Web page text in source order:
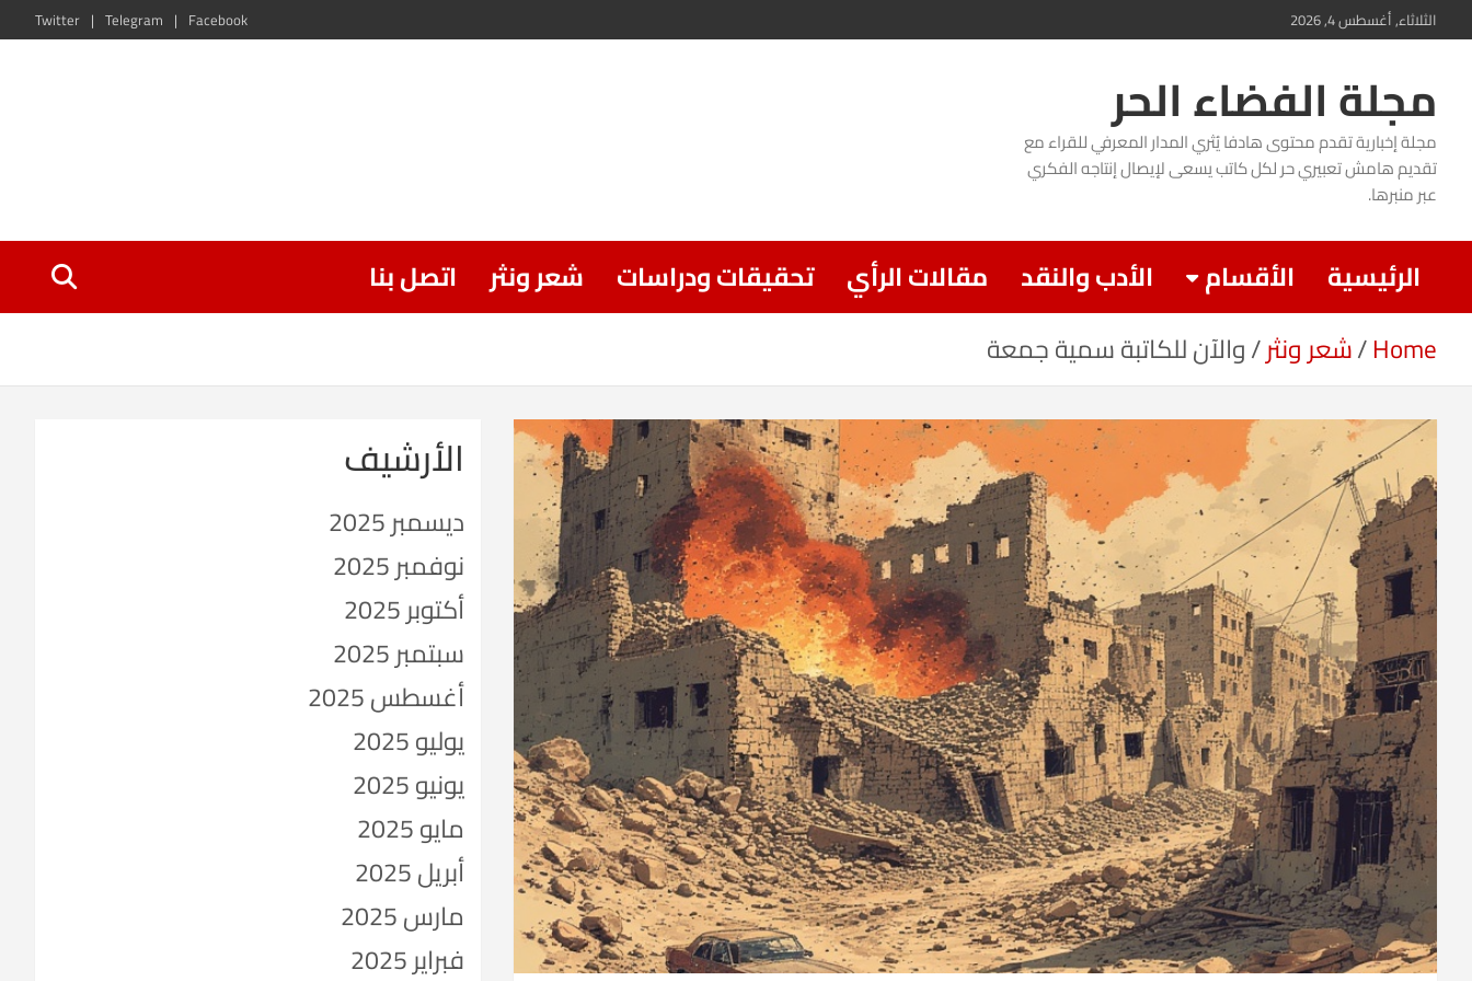
Skip
content
الثلاثاء, أغسطس 4, 2026 Facebook
Telegram
Twitter
مجلة الفضاء الحر
مجلة إخبارية تقدم محتوى هادفا يُثري المدار المعرفي للقراء مع
تقديم هامش تعبيري حر لكل كاتب يسعى لإيصال إنتاجه الفكري
عبر منبرها.
الرئيسية الأقسام الأدب والنقد مقالات الرأي تحقيقات ودراسات شعر ونثر
اتصل بنا
Home شعر ونثر والآن للكاتبة سمية جمعة
الأرشيف
ديسمبر 2025
نوفمبر 2025
أكتوبر 2025
سبتمبر 2025
أغسطس 2025
يوليو 2025
يونيو 2025
مايو 2025
أبريل 2025
مارس 2025
فبراير 2025